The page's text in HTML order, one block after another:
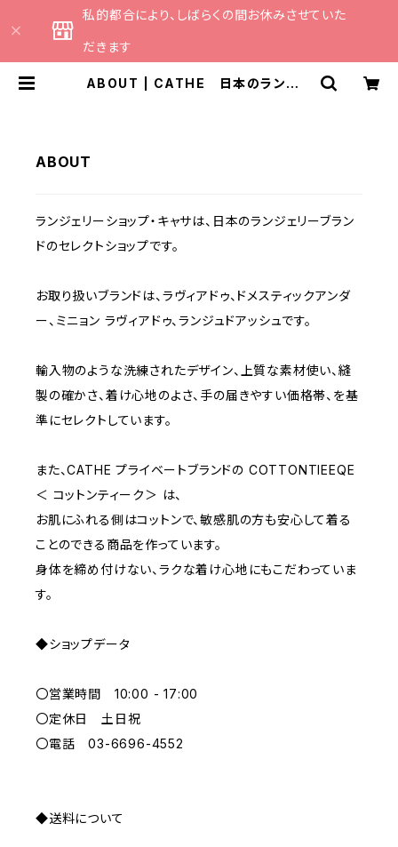
私的都合により、しばらくの間お休みさせていた
だきます
ABOUT | CATHE 日本のランジェ
ABOUT
ランジェリーショップ・キャサは、日本のランジェリーブラン
ドのセレクトショップです。
お取り扱いブランドは、ラヴィアドゥ、ドメスティックアンダ
ー、ミニョン ラヴィアドゥ、ランジュドアッシュです。
輸入物のような洗練されたデザイン、上質な素材使い、縫
製の確かさ、着け心地のよさ、手の届きやすい価格帯、を基
準にセレクトしています。
また、CATHE プライベートブランドの COTTONTIEEQE
＜ コットンティーク＞ は、
お肌にふれる側はコットンで、敏感肌の方も安心して着る
ことのできる商品を作っています。
身体を締め付けない、ラクな着け心地にもこだわっていま
す。
◆ショップデータ
〇営業時間 10:00 - 17:00
〇定休日 土日祝
〇電話 03-6696-4552
◆送料について